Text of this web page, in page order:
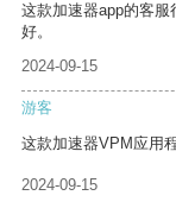
这款加速器app的客
好。
2024-09-15
游客
这款加速器VPM应用
2024-09-15